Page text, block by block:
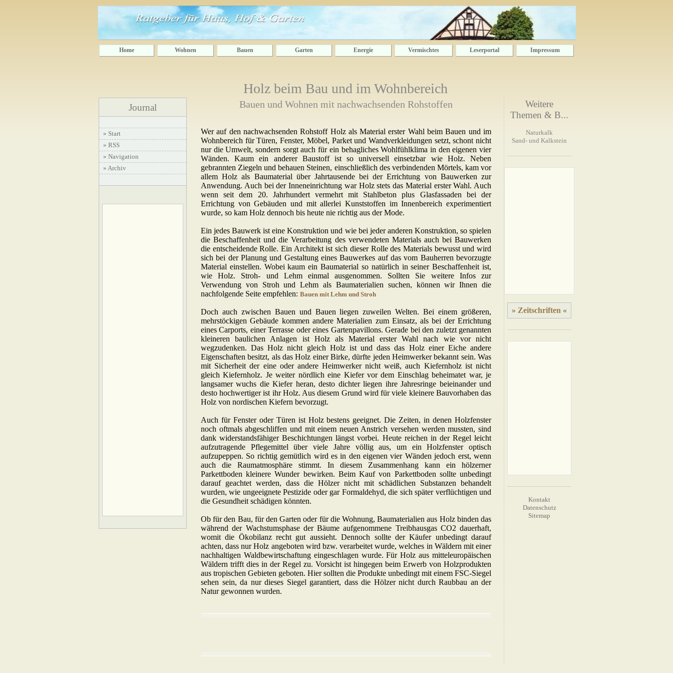
Home Wohnen Bauen Garten Energie Vermischtes Leserportal Impressum
Holz beim Bau und im Wohnbereich
Journal
» Start
» RSS
» Navigation
» Archiv
Bauen und Wohnen mit nachwachsenden Rohstoffen
Wer auf den nachwachsenden Rohstoff Holz als Material erster Wahl beim Bauen und im
Wohnbereich für Türen, Fenster, Möbel, Parket und Wandverkleidungen setzt, schont nicht
nur die Umwelt, sondern sorgt auch für ein behagliches Wohlfühlklima in den eigenen vier
Wänden. Kaum ein anderer Baustoff ist so universell einsetzbar wie Holz. Neben
gebrannten Ziegeln und behauen Steinen, einschließlich des verbindenden Mörtels, kam vor
allem Holz als Baumaterial über Jahrtausende bei der Errichtung von Bauwerken zur
Anwendung. Auch bei der Inneneinrichtung war Holz stets das Material erster Wahl. Auch
wenn seit dem 20. Jahrhundert vermehrt mit Stahlbeton plus Glasfassaden bei der
Errichtung von Gebäuden und mit allerlei Kunststoffen im Innenbereich experimentiert
wurde, so kam Holz dennoch bis heute nie richtig aus der Mode.
Ein jedes Bauwerk ist eine Konstruktion und wie bei jeder anderen Konstruktion, so spielen
die Beschaffenheit und die Verarbeitung des verwendeten Materials auch bei Bauwerken
die entscheidende Rolle. Ein Architekt ist sich dieser Rolle des Materials bewusst und wird
sich bei der Planung und Gestaltung eines Bauwerkes auf das vom Bauherren bevorzugte
Material einstellen. Wobei kaum ein Baumaterial so natürlich in seiner Beschaffenheit ist,
wie Holz. Stroh- und Lehm einmal ausgenommen. Sollten Sie weitere Infos zur
Verwendung von Stroh und Lehm als Baumaterialien suchen, können wir Ihnen die
nachfolgende Seite empfehlen: Bauen mit Lehm und Stroh
Doch auch zwischen Bauen und Bauen liegen zuweilen Welten. Bei einem größeren,
mehrstöckigen Gebäude kommen andere Materialien zum Einsatz, als bei der Errichtung
eines Carports, einer Terrasse oder eines Gartenpavillons. Gerade bei den zuletzt genannten
kleineren baulichen Anlagen ist Holz als Material erster Wahl nach wie vor nicht
wegzudenken. Das Holz nicht gleich Holz ist und dass das Holz einer Eiche andere
Eigenschaften besitzt, als das Holz einer Birke, dürfte jeden Heimwerker bekannt sein. Was
mit Sicherheit der eine oder andere Heimwerker nicht weiß, auch Kiefernholz ist nicht
gleich Kiefernholz. Je weiter nördlich eine Kiefer vor dem Einschlag beheimatet war, je
langsamer wuchs die Kiefer heran, desto dichter liegen ihre Jahresringe beieinander und
desto hochwertiger ist ihr Holz. Aus diesem Grund wird für viele kleinere Bauvorhaben das
Holz von nordischen Kiefern bevorzugt.
Auch für Fenster oder Türen ist Holz bestens geeignet. Die Zeiten, in denen Holzfenster
noch oftmals abgeschliffen und mit einem neuen Anstrich versehen werden mussten, sind
dank widerstandsfähiger Beschichtungen längst vorbei. Heute reichen in der Regel leicht
aufzutragende Pflegemittel über viele Jahre völlig aus, um ein Holzfenster optisch
aufzupeppen. So richtig gemütlich wird es in den eigenen vier Wänden jedoch erst, wenn
auch die Raumatmosphäre stimmt. In diesem Zusammenhang kann ein hölzerner
Parkettboden kleinere Wunder bewirken. Beim Kauf von Parkettboden sollte unbedingt
darauf geachtet werden, dass die Hölzer nicht mit schädlichen Substanzen behandelt
wurden, wie ungeeignete Pestizide oder gar Formaldehyd, die sich später verflüchtigen und
die Gesundheit schädigen könnten.
Ob für den Bau, für den Garten oder für die Wohnung, Baumaterialien aus Holz binden das
während der Wachstumsphase der Bäume aufgenommene Treibhausgas CO2 dauerhaft,
womit die Ökobilanz recht gut aussieht. Dennoch sollte der Käufer unbedingt darauf
achten, dass nur Holz angeboten wird bzw. verarbeitet wurde, welches in Wäldern mit einer
nachhaltigen Waldbewirtschaftung eingeschlagen wurde. Für Holz aus mitteleuropäischen
Wäldern trifft dies in der Regel zu. Vorsicht ist hingegen beim Erwerb von Holzprodukten
aus tropischen Gebieten geboten. Hier sollten die Produkte unbedingt mit einem FSC-Siegel
sehen sein, da nur dieses Siegel garantiert, dass die Hölzer nicht durch Raubbau an der
Natur gewonnen wurden.
Weitere
Themen & B...
Naturkalk
Sand- und Kalkstein
» Zeitschriften «
Kontakt
Datenschutz
Sitemap